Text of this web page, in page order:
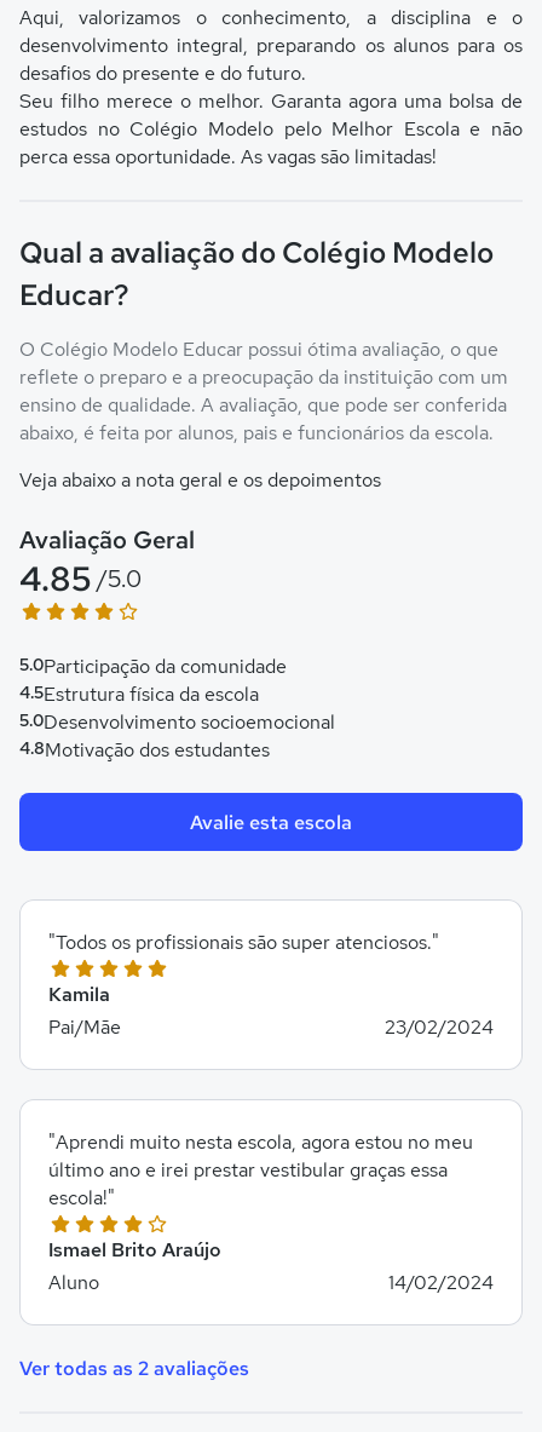
Aqui, valorizamos o conhecimento, a disciplina e o
desenvolvimento integral, preparando os alunos para os
desafios do presente e do futuro.
Seu filho merece o melhor. Garanta agora uma bolsa de
estudos no Colégio Modelo pelo Melhor Escola e não
perca essa oportunidade. As vagas são limitadas!
Qual a avaliação do Colégio Modelo
Educar?
O Colégio Modelo Educar possui ótima avaliação, o que
reflete o preparo e a preocupação da instituição com um
ensino de qualidade. A avaliação, que pode ser conferida
abaixo, é feita por alunos, pais e funcionários da escola.
Veja abaixo a nota geral e os depoimentos
Avaliação Geral
4.85 /5.0
5.0Participação da comunidade
4.5Estrutura física da escola
5.0Desenvolvimento socioemocional
4.8Motivação dos estudantes
Avalie esta escola
Kamila
Pai/Mãe
23/02/2024
"Todos os profissionais são super atenciosos."
Ismael Brito Araújo
Aluno
14/02/2024
"Aprendi muito nesta escola, agora estou no meu
último ano e irei prestar vestibular graças essa
escola!"
Ver todas as 2 avaliações